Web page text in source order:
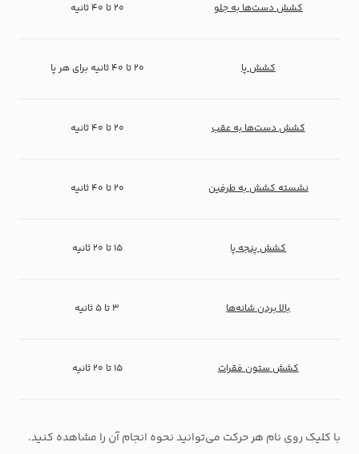
کشش دست‌ها به جلو ۲۰ تا ۴۰ ثانیه
کشش پا ۲۰ تا ۴۰ ثانیه برای هر پا
کشش دست‌ها به عقب ۲۰ تا ۴۰ ثانیه
نشسته کشش به طرفین ۲۰ تا ۴۰ ثانیه
کشش پنجه پا ۱۵ تا ۲۰ ثانیه
بالا بردن شانه‌ها ۳ تا ۵ ثانیه
کشش ستون فقرات ۱۵ تا ۲۰ ثانیه
با کلیک روی نام هر حرکت می‌توانید نحوه انجام آن را مشاهده کنید.